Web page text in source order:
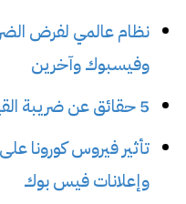
نظام عالمي لفرض
وفيسبوك وآخرين
5 حقائق عن ضريبة القيمة المضافة VAT وعيوبها
تأثير فيروس كورونا
وإعلانات فيس بوك